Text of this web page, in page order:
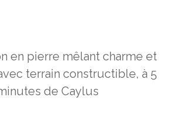
en pierre mêlant charme et
terrain constructible, à 5
de Caylus